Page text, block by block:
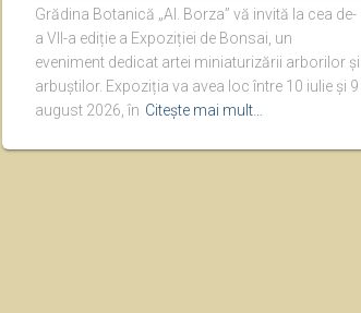
Grădina Botanică „Al. Borza” vă invită la cea de-
a VII-a ediție a Expoziției de Bonsai, un
eveniment dedicat artei miniaturizării arborilor și
arbuștilor. Expoziția va avea loc între 10 iulie și 9
august 2026, în Citește mai mult…